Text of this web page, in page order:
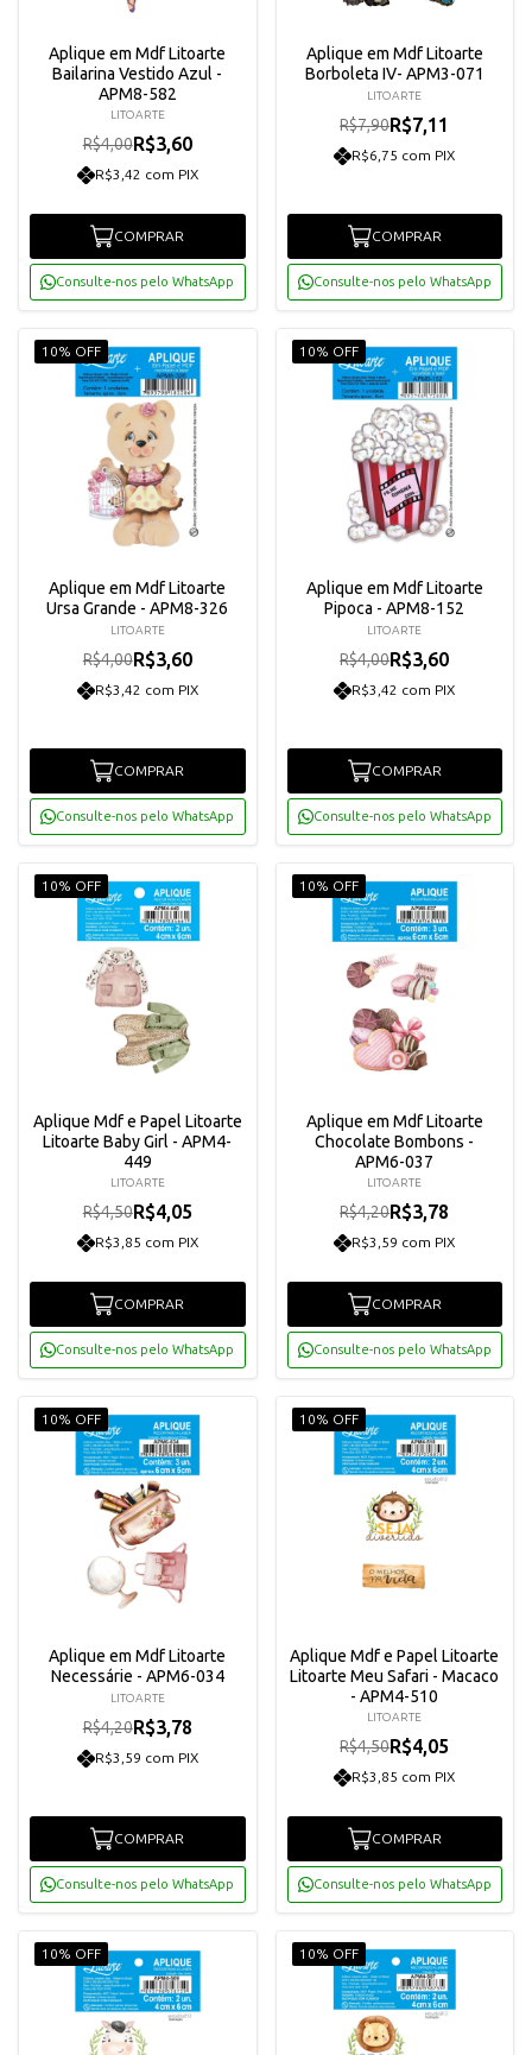
Aplique em Mdf Litoarte
Bailarina Vestido Azul -
APM8-582
LITOARTE
R$4,00R$3,60
R$3,42 com PIX
COMPRAR
Consulte-nos pelo WhatsApp
Aplique em Mdf Litoarte
Borboleta IV- APM3-071
LITOARTE
R$7,90R$7,11
R$6,75 com PIX
COMPRAR
Consulte-nos pelo WhatsApp
10% OFF
Aplique em Mdf Litoarte
Ursa Grande - APM8-326
LITOARTE
R$4,00R$3,60
R$3,42 com PIX
COMPRAR
Consulte-nos pelo WhatsApp
10% OFF
Aplique em Mdf Litoarte
Pipoca - APM8-152
LITOARTE
R$4,00R$3,60
R$3,42 com PIX
COMPRAR
Consulte-nos pelo WhatsApp
10% OFF
Aplique Mdf e Papel Litoarte
Litoarte Baby Girl - APM4-
449
LITOARTE
R$4,50R$4,05
R$3,85 com PIX
COMPRAR
Consulte-nos pelo WhatsApp
10% OFF
Aplique em Mdf Litoarte
Chocolate Bombons -
APM6-037
LITOARTE
R$4,20R$3,78
R$3,59 com PIX
COMPRAR
Consulte-nos pelo WhatsApp
10% OFF
Aplique em Mdf Litoarte
Necessárie - APM6-034
LITOARTE
R$4,20R$3,78
R$3,59 com PIX
COMPRAR
Consulte-nos pelo WhatsApp
10% OFF
Aplique Mdf e Papel Litoarte
Litoarte Meu Safari - Macaco
- APM4-510
LITOARTE
R$4,50R$4,05
R$3,85 com PIX
COMPRAR
Consulte-nos pelo WhatsApp
10% OFF 10% OFF